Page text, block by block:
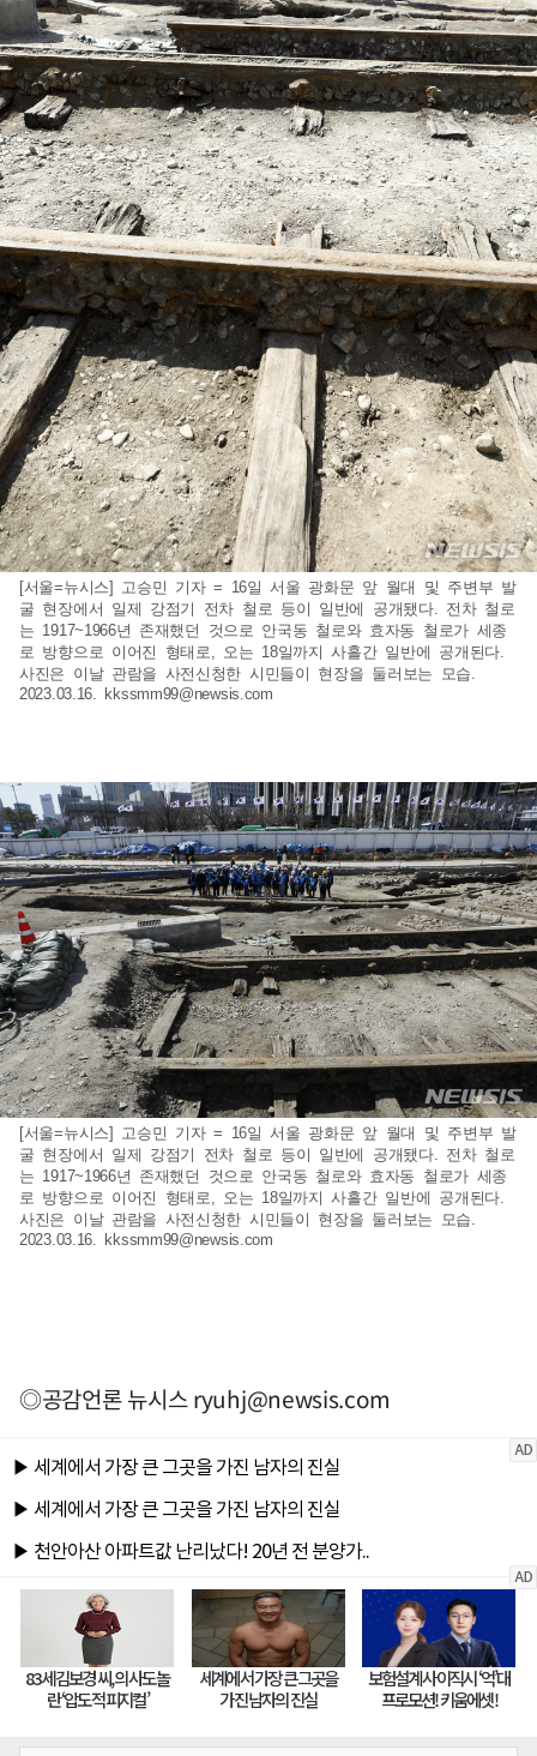
[서울=뉴시스] 고승민 기자 = 16일 서울 광화문 앞 월대 및 주변부 발
굴 현장에서 일제 강점기 전차 철로 등이 일반에 공개됐다. 전차 철로
는 1917~1966년 존재했던 것으로 안국동 철로와 효자동 철로가 세종
로 방향으로 이어진 형태로, 오는 18일까지 사흘간 일반에 공개된다.
사진은 이날 관람을 사전신청한 시민들이 현장을 둘러보는 모습.
2023.03.16. kkssmm99@newsis.com
[서울=뉴시스] 고승민 기자 = 16일 서울 광화문 앞 월대 및 주변부 발
굴 현장에서 일제 강점기 전차 철로 등이 일반에 공개됐다. 전차 철로
는 1917~1966년 존재했던 것으로 안국동 철로와 효자동 철로가 세종
로 방향으로 이어진 형태로, 오는 18일까지 사흘간 일반에 공개된다.
사진은 이날 관람을 사전신청한 시민들이 현장을 둘러보는 모습.
2023.03.16. kkssmm99@newsis.com
◎공감언론 뉴시스ryuhj@newsis.com